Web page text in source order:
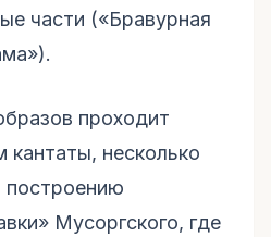
части («Бравурная
проходит
несколько
Мусоргского, где